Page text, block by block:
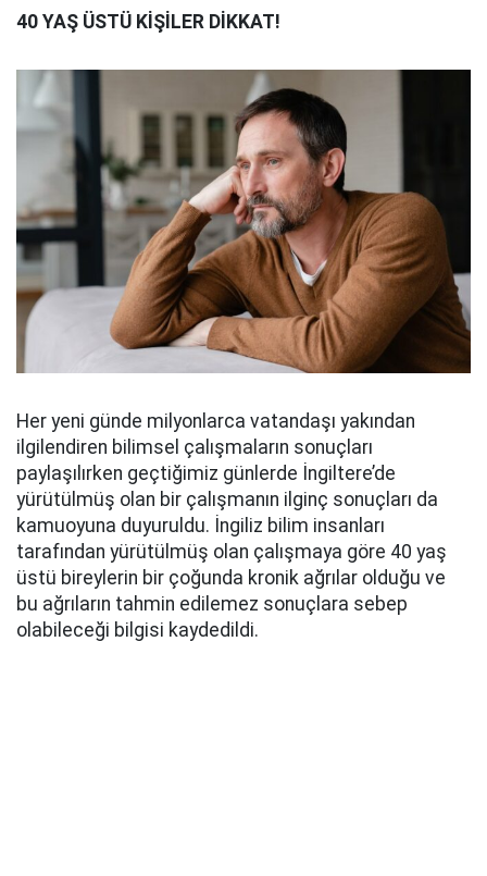
40 YAŞ ÜSTÜ KİŞİLER DİKKAT!
Her yeni günde milyonlarca vatandaşı yakından
ilgilendiren bilimsel çalışmaların sonuçları
paylaşılırken geçtiğimiz günlerde İngiltere’de
yürütülmüş olan bir çalışmanın ilginç sonuçları da
kamuoyuna duyuruldu. İngiliz bilim insanları
tarafından yürütülmüş olan çalışmaya göre 40 yaş
üstü bireylerin bir çoğunda kronik ağrılar olduğu ve
bu ağrıların tahmin edilemez sonuçlara sebep
olabileceği bilgisi kaydedildi.